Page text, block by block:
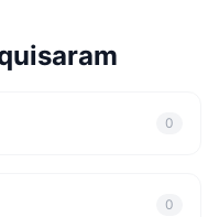
0
0